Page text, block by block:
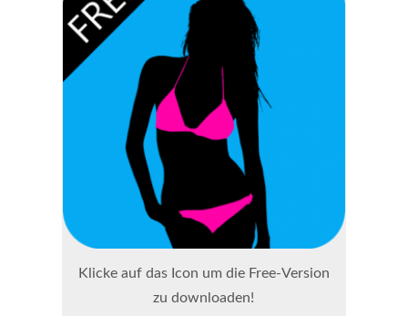
Klicke auf das Icon um die Free-Version
zu downloaden!